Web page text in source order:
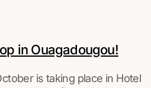
in Ouagadougou!
is taking place in Hotel